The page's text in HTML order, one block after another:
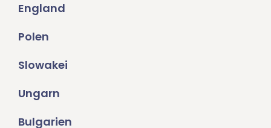
England
Polen
Slowakei
Ungarn
Bulgarien